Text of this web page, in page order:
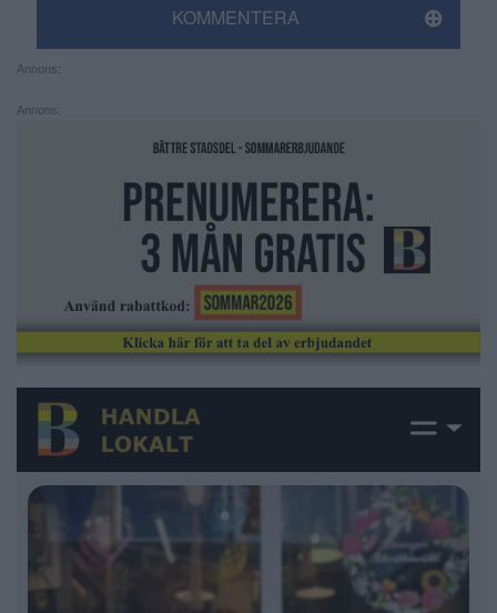
KOMMENTERA
Annons:
Annons: